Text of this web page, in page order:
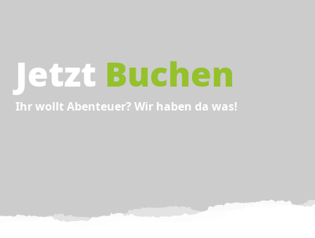
Jetzt Buchen
Ihr wollt Abenteuer? Wir haben da was!